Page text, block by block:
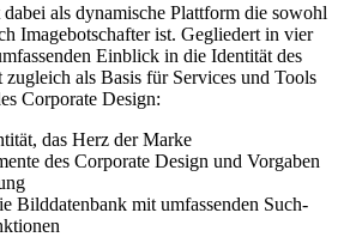
als dynamische Plattform die sowohl
Imagebotschafter ist. Gegliedert in vier
Einblick in die Identität des
als Basis für Services und Tools
Corporate Design:
das Herz der Marke
des Corporate Design und Vorgaben
Bilddatenbank mit umfassenden Such-